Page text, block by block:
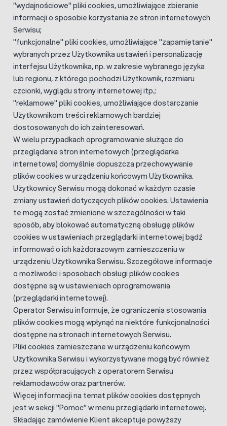
"wydajnościowe" pliki cookies, umożliwiające zbieranie
informacji o sposobie korzystania ze stron internetowych
Serwisu;
"funkcjonalne" pliki cookies, umożliwiające "zapamiętanie"
wybranych przez Użytkownika ustawień i personalizację
interfejsu Użytkownika, np. w zakresie wybranego języka
lub regionu, z którego pochodzi Użytkownik, rozmiaru
czcionki, wyglądu strony internetowej itp.;
"reklamowe" pliki cookies, umożliwiające dostarczanie
Użytkownikom treści reklamowych bardziej
dostosowanych do ich zainteresowań.
W wielu przypadkach oprogramowanie służące do
przeglądania stron internetowych (przeglądarka
internetowa) domyślnie dopuszcza przechowywanie
plików cookies w urządzeniu końcowym Użytkownika.
Użytkownicy Serwisu mogą dokonać w każdym czasie
zmiany ustawień dotyczących plików cookies. Ustawienia
te mogą zostać zmienione w szczególności w taki
sposób, aby blokować automatyczną obsługę plików
cookies w ustawieniach przeglądarki internetowej bądź
informować o ich każdorazowym zamieszczeniu w
urządzeniu Użytkownika Serwisu. Szczegółowe informacje
o możliwości i sposobach obsługi plików cookies
dostępne są w ustawieniach oprogramowania
(przeglądarki internetowej).
Operator Serwisu informuje, że ograniczenia stosowania
plików cookies mogą wpłynąć na niektóre funkcjonalności
dostępne na stronach internetowych Serwisu.
Pliki cookies zamieszczane w urządzeniu końcowym
Użytkownika Serwisu i wykorzystywane mogą być również
przez współpracujących z operatorem Serwisu
reklamodawców oraz partnerów.
Więcej informacji na temat plików cookies dostępnych
jest w sekcji "Pomoc" w menu przeglądarki internetowej.
Składając zamówienie Klient akceptuje powyższy